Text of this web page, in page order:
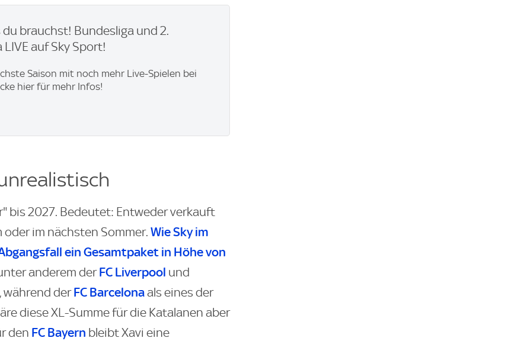
du brauchst! Bundesliga und 2.
auf Sky Sport!
Saison mit noch mehr Live-Spielen bei
hier für mehr Infos!
bis 2027. Bedeutet: Entweder verkauft
im nächsten Sommer. WieSkyim
ein Gesamtpaket in Höhe von
anderem derFC Liverpool und
während derFC Barcelonaals eines der
diese XL-Summe für die Katalanen aber
den FC Bayern bleibt Xavi eine